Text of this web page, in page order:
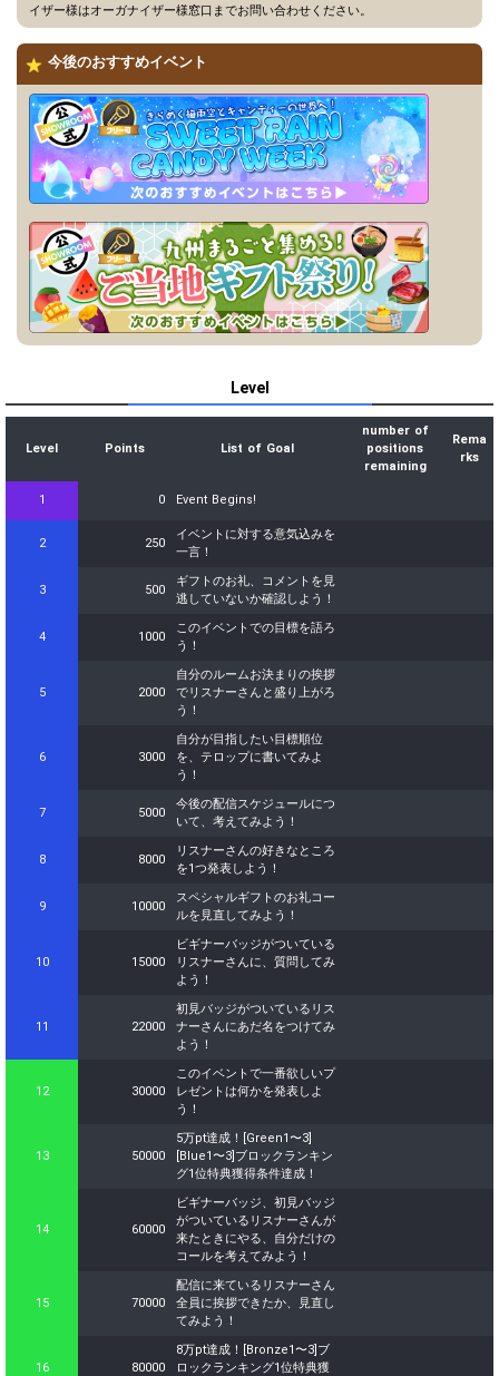
イザー様はオーガナイザー様窓口までお問い合わせください。
今後のおすすめイベント
Level
Level Points List of Goal
number of
positions
remaining
Rema
rks
1 0 Event Begins!
2 250
イベントに対する意気込みを
一言！
3 500
ギフトのお礼、コメントを見
逃していないか確認しよう！
4 1000
このイベントでの目標を語ろ
う！
5 2000
自分のルームお決まりの挨拶
でリスナーさんと盛り上がろ
う！
6 3000
自分が目指したい目標順位
を、テロップに書いてみよ
う！
7 5000
今後の配信スケジュールにつ
いて、考えてみよう！
8 8000
リスナーさんの好きなところ
を1つ発表しよう！
9 10000
スペシャルギフトのお礼コー
ルを見直してみよう！
10 15000
ビギナーバッジがついている
リスナーさんに、質問してみ
よう！
11 22000
初見バッジがついているリス
ナーさんにあだ名をつけてみ
よう！
12 30000
このイベントで一番欲しいプ
レゼントは何かを発表しよ
う！
13 50000
5万pt達成！[Green1〜3]
[Blue1〜3]ブロックランキン
グ1位特典獲得条件達成！
14 60000
ビギナーバッジ、初見バッジ
がついているリスナーさんが
来たときにやる、自分だけの
コールを考えてみよう！
15 70000
配信に来ているリスナーさん
全員に挨拶できたか、見直し
てみよう！
16 80000
8万pt達成！[Bronze1〜3]ブ
ロックランキング1位特典獲